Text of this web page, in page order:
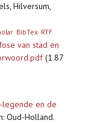
Hilversum,
BibTex RTF
van stad en
(1.87
legende en de
Oud-Holland.